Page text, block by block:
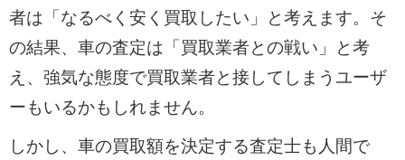
者は「なるべく安く買取したい」と考えます。そ
の結果、車の査定は「買取業者との戦い」と考
え、強気な態度で買取業者と接してしまうユーザ
ーもいるかもしれません。
しかし、車の買取額を決定する査定士も人間で